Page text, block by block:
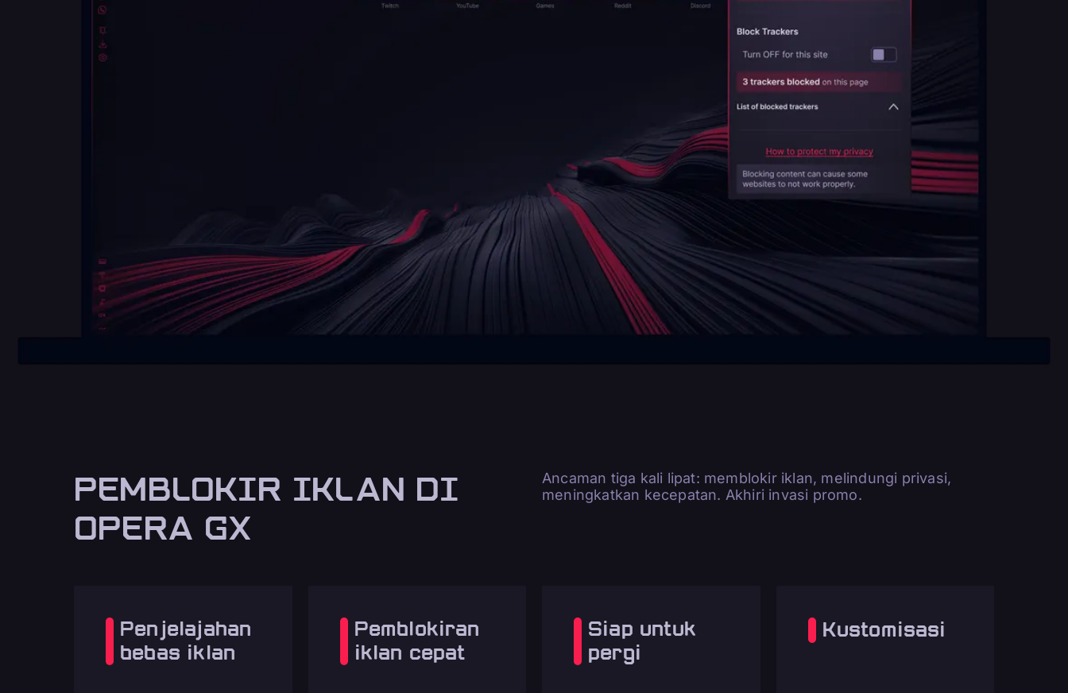
PEMBLOKIR IKLAN DI
OPERA GX
Ancaman tiga kali lipat: memblokir iklan, melindungi privasi,
meningkatkan kecepatan. Akhiri invasi promo.
Penjelajahan
bebas iklan
Pemblokiran
iklan cepat
Siap untuk
pergi
Kustomisasi